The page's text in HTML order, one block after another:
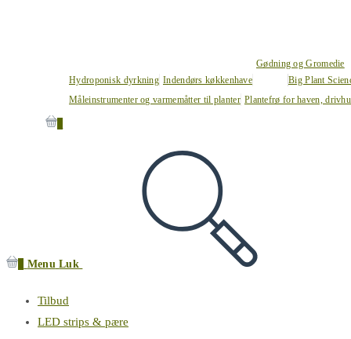
Hydroponisk dyrkning Indendørs køkkenhave
Gødning og Gromedie
Big Plant
Måleinstrumenter og varmemåtter til planter Plantefrø for haven,
Menu Luk
Tilbud
LED strips & pære